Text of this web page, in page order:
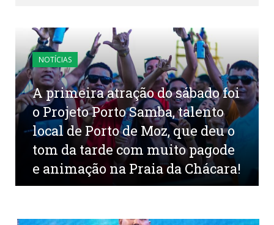
NOTÍCIAS
A primeira atração do sábado foi
o Projeto Porto Samba, talento
local de Porto de Moz, que deu o
tom da tarde com muito pagode
e animação na Praia da Chácara!